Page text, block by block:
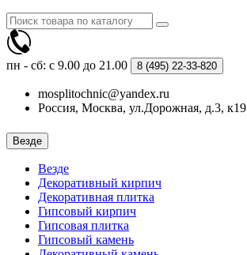
пн - сб: с 9.00 до 21.00 8 (495) 22-33-820
mosplitochnic@yandex.ru
Россия, Москва, ул.Дорожная, д.3, к19
Везде
Везде
Декоративный кирпич
Декоративная плитка
Гипсовый кирпич
Гипсовая плитка
Гипсовый камень